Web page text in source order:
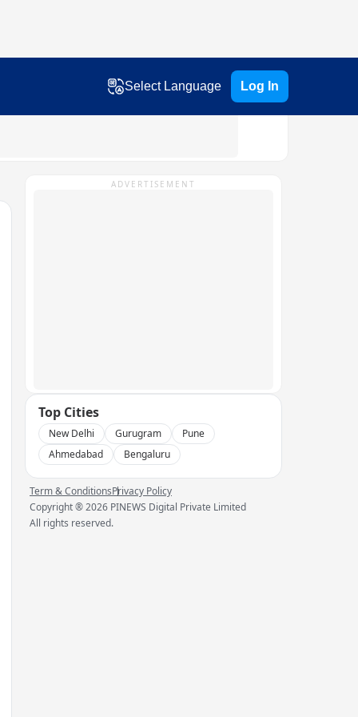
Select Language Log In
ADVERTISEMENT
Top Cities
New Delhi Gurugram
Pune
Ahmedabad
Bengaluru
Term & ConditionsPrivacy Policy
Copyright ®2026 PINEWS Digital Private Limited
All rights reserved.